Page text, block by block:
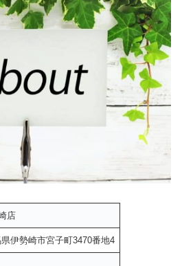
店
伊勢崎市宮子町3470番地4